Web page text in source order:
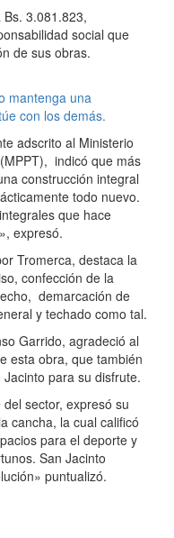
3.081.823,
social que
de sus obras.
mantenga una
con los demás.
adscrito al Ministerio
indicó que más
construcción integral
todo nuevo.
que hace
expresó.
Tromerca, destaca la
confección de la
demarcación de
y techado como tal.
Garrido, agradeció al
esta obra, que también
para su disfrute.
sector, expresó su
cancha, la cual calificó
para el deporte y
San Jacinto
puntualizó.